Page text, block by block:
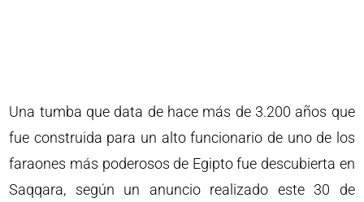
Una tumba que data de hace más de 3.200 años que
fue construida para un alto funcionario de uno de los
faraones más poderosos de Egipto fue descubierta en
Saqqara, según un anuncio realizado este 30 de